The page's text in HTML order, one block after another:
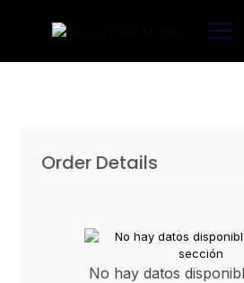
contenido
Order Details
No hay datos